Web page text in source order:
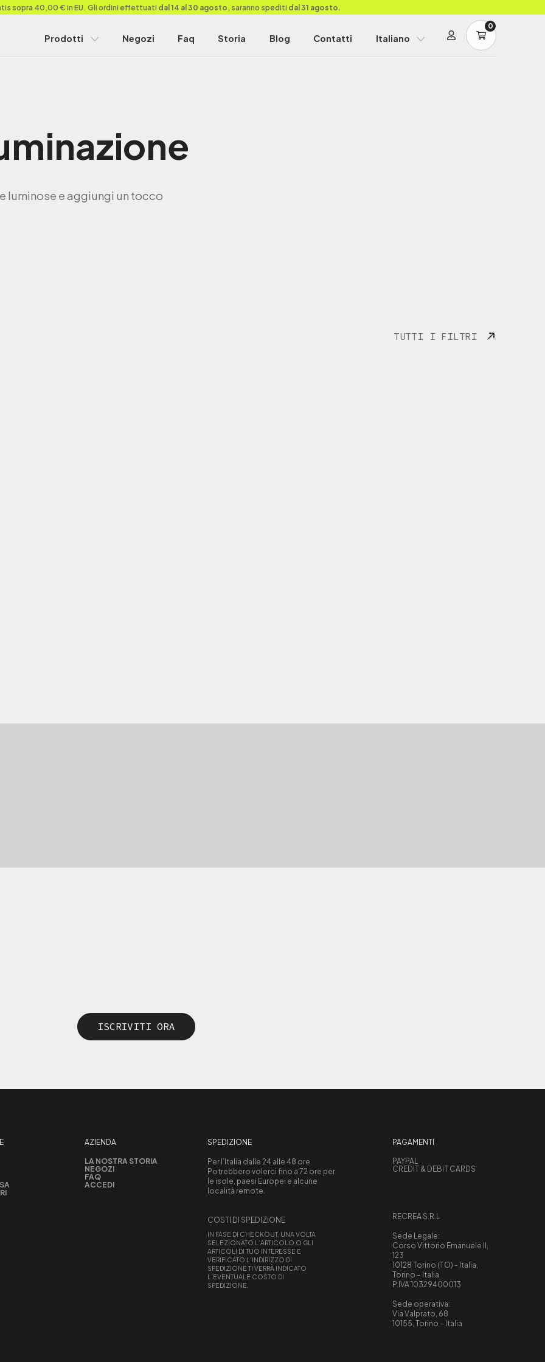
sopra 40,00 € in EU. Gli ordini effettuati dal 14 al 30 agosto , saranno spediti dal 31 agosto.
Prodotti Negozi Faq Storia Blog Contatti Italiano
0
luminose e aggiungi un tocco
TUTTI I FILTRI
ISCRIVITI ORA
AZIENDA
LA NOSTRA STORIA
NEGOZI
FAQ
ACCEDI
SPEDIZIONE
Per l’Italia dalle 24 alle 48 ore.
Potrebbero volerci fino a 72 ore per
le isole, paesi Europei e alcune
località remote.
COSTI DI SPEDIZIONE
IN FASE DI CHECKOUT, UNA VOLTA
SELEZIONATO L’ARTICOLO O GLI
ARTICOLI DI TUO INTERESSE E
VERIFICATO L’INDIRIZZO DI
SPEDIZIONE TI VERRÀ INDICATO
L’EVENTUALE COSTO DI
SPEDIZIONE.
PAGAMENTI
PAYPAL
CREDIT & DEBIT CARDS
RECREA S.R.L
Sede Legale:
Corso Vittorio Emanuele II,
123
10128 Torino (TO) - Italia,
Torino – Italia
P.IVA 10329400013
Sede operativa:
Via Valprato, 68
10155, Torino – Italia